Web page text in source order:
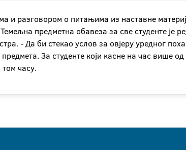
и разговором о питањима из наставне
предметна обавеза за све студенте је
- Да би стекао услов за овјеру уредног
За студенте који касне на час више
часу.